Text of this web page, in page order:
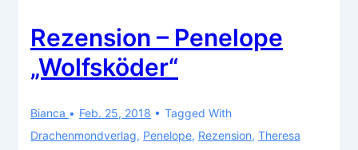
Rezension – Penelope
„Wolfsköder“
Bianca Feb. 25, 2018
Tagged With
Drachenmondverlag, Penelope, Rezension, Theresa